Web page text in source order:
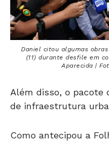
Daniel citou algumas
(11) durante desfile em
Aparecida |
Além disso, o pacote
de infraestrutura
Como antecipou a